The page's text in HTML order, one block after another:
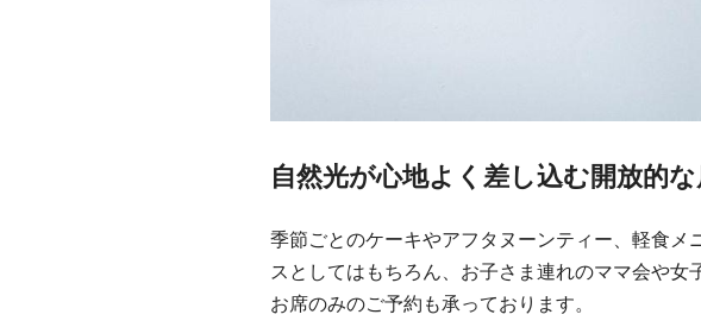
自然光が心地よく差し込む開放的
季節ごとのケーキやアフタヌーンティー、軽食
スとしてはもちろん、お子さま連れのママ会や女
お席のみのご予約も承っております。